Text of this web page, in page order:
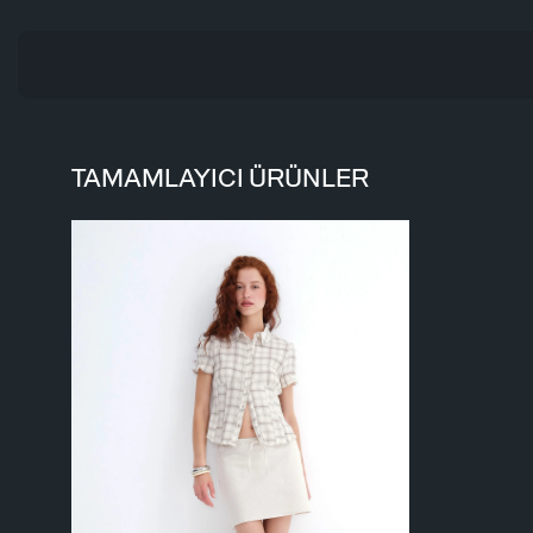
TAMAMLAYICI ÜRÜNLER